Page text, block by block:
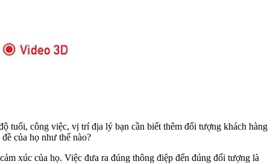
tuổi, công việc, vị trí địa lý bạn cần biết thêm đối tượng khách hàng
của họ như thế nào?
xúc của họ. Việc đưa ra đúng thông điệp đến đúng đối tượng là